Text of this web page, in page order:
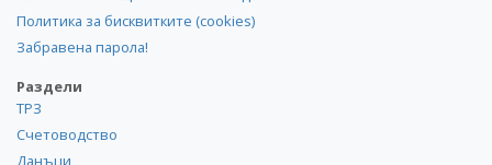
Политика за бисквитките (cookies)
Забравена парола!
Раздели
ТРЗ
Счетоводство
Данъци